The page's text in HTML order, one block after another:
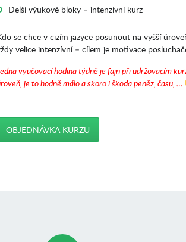
Delší výukové bloky – intenzívní kurz
se chce v cizím jazyce posunout na vyšší
velice intenzívní – cílem je motivace
edna vyučovací hodina týdně je fajn při udržovacím
je to hodně málo a skoro i škoda peněz, času, …
OBJEDNÁVKA KURZU